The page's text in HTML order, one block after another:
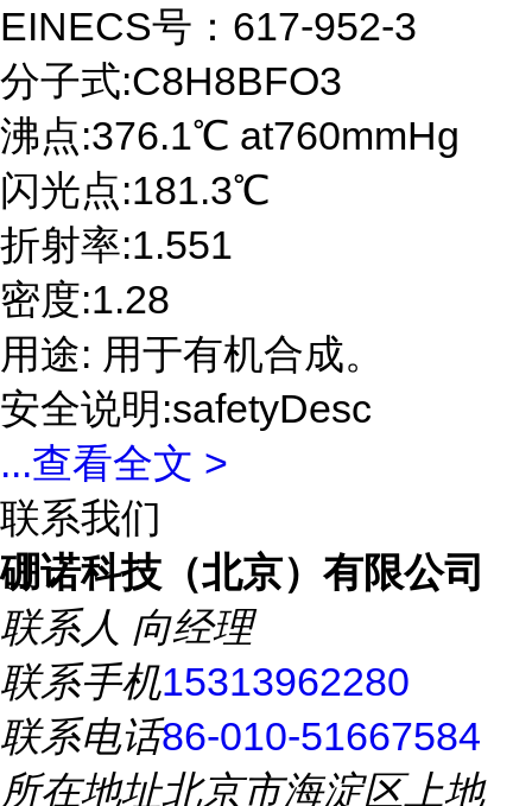
EINECS号：617-952-3
分子式:C8H8BFO3
沸点:376.1℃ at760mmHg
闪光点:181.3℃
折射率:1.551
密度:1.28
用途: 用于有机合成。
安全说明:safetyDesc
...查看全文 >
联系我们
硼诺科技（北京）有限公司
联系人 向经理
联系手机15313962280
联系电话86-010-51667584
所在地址北京市海淀区上地